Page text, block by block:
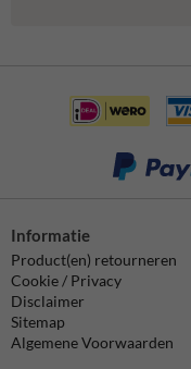
Informatie
Product(en) retourneren
Cookie / Privacy
Disclaimer
Sitemap
Algemene Voorwaarden